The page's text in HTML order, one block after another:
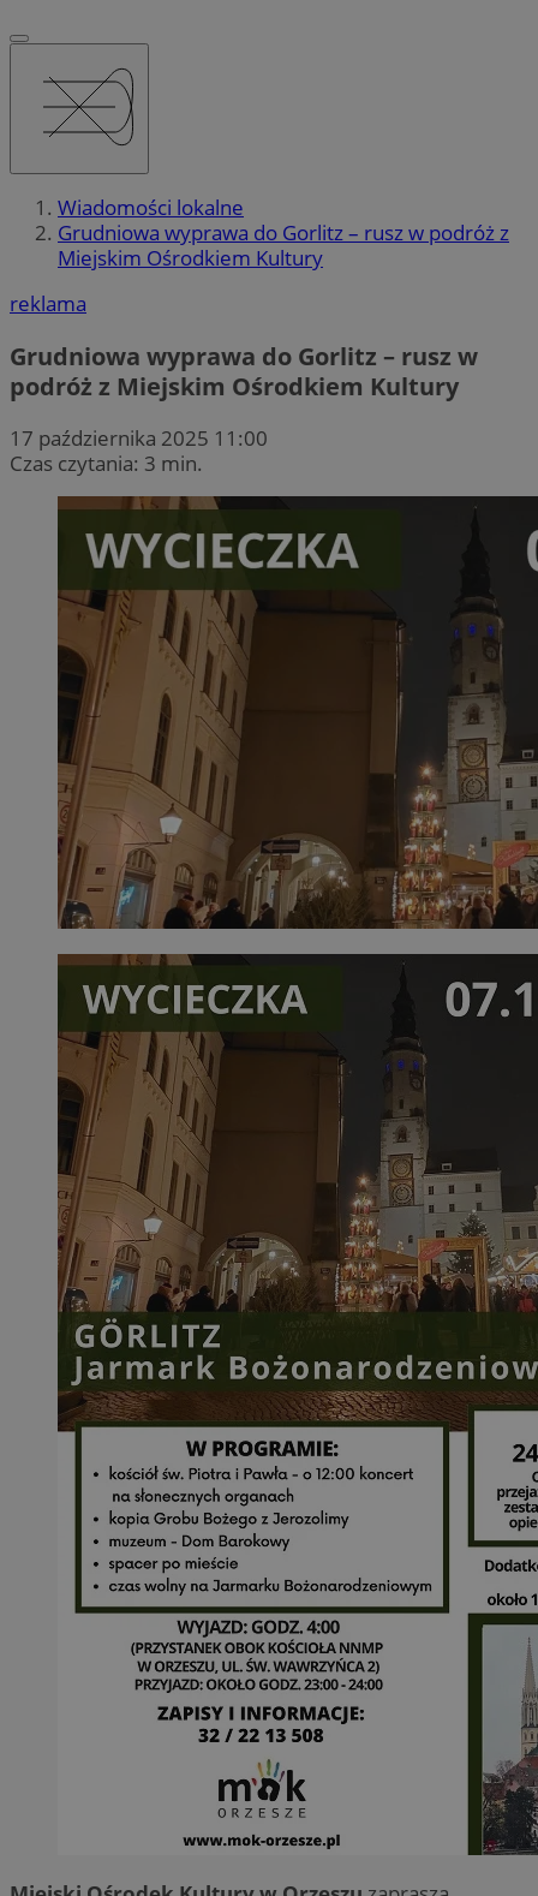
Wiadomości lokalne
Grudniowa wyprawa do Gorlitz – rusz w podróż z
Miejskim Ośrodkiem Kultury
reklama
Grudniowa wyprawa do Gorlitz – rusz w
podróż z Miejskim Ośrodkiem Kultury
17 października 2025 11:00
Czas czytania: 3 min.